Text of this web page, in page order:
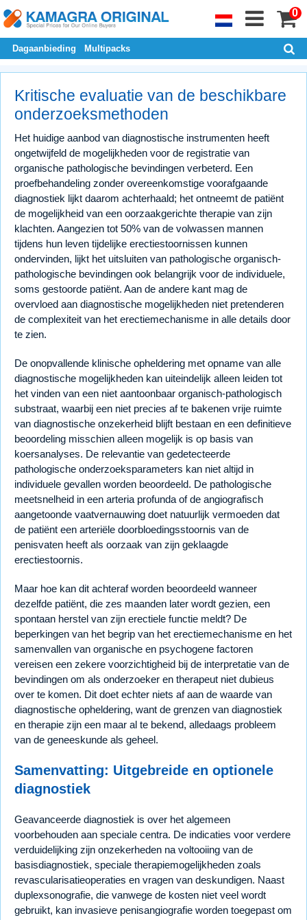
0
Dagaanbieding Multipacks
Kritische evaluatie van de beschikbare
onderzoeksmethoden
Het huidige aanbod van diagnostische instrumenten heeft
ongetwijfeld de mogelijkheden voor de registratie van
organische pathologische bevindingen verbeterd. Een
proefbehandeling zonder overeenkomstige voorafgaande
diagnostiek lijkt daarom achterhaald; het ontneemt de patiënt
de mogelijkheid van een oorzaakgerichte therapie van zijn
klachten. Aangezien tot 50% van de volwassen mannen
tijdens hun leven tijdelijke erectiestoornissen kunnen
ondervinden, lijkt het uitsluiten van pathologische organisch-
pathologische bevindingen ook belangrijk voor de individuele,
soms gestoorde patiënt. Aan de andere kant mag de
overvloed aan diagnostische mogelijkheden niet pretenderen
de complexiteit van het erectiemechanisme in alle details door
te zien.
De onopvallende klinische opheldering met opname van alle
diagnostische mogelijkheden kan uiteindelijk alleen leiden tot
het vinden van een niet aantoonbaar organisch-pathologisch
substraat, waarbij een niet precies af te bakenen vrije ruimte
van diagnostische onzekerheid blijft bestaan en een definitieve
beoordeling misschien alleen mogelijk is op basis van
koersanalyses. De relevantie van gedetecteerde
pathologische onderzoeksparameters kan niet altijd in
individuele gevallen worden beoordeeld. De pathologische
meetsnelheid in een arteria profunda of de angiografisch
aangetoonde vaatvernauwing doet natuurlijk vermoeden dat
de patiënt een arteriële doorbloedingsstoornis van de
penisvaten heeft als oorzaak van zijn geklaagde
erectiestoornis.
Maar hoe kan dit achteraf worden beoordeeld wanneer
dezelfde patiënt, die zes maanden later wordt gezien, een
spontaan herstel van zijn erectiele functie meldt? De
beperkingen van het begrip van het erectiemechanisme en het
samenvallen van organische en psychogene factoren
vereisen een zekere voorzichtigheid bij de interpretatie van de
bevindingen om als onderzoeker en therapeut niet dubieus
over te komen. Dit doet echter niets af aan de waarde van
diagnostische opheldering, want de grenzen van diagnostiek
en therapie zijn een maar al te bekend, alledaags probleem
van de geneeskunde als geheel.
Samenvatting: Uitgebreide en optionele
diagnostiek
Geavanceerde diagnostiek is over het algemeen
voorbehouden aan speciale centra. De indicaties voor verdere
verduidelijking zijn onzekerheden na voltooiing van de
basisdiagnostiek, speciale therapiemogelijkheden zoals
revascularisatieoperaties en vragen van deskundigen. Naast
duplexsonografie, die vanwege de kosten niet veel wordt
gebruikt, kan invasieve penisangiografie worden toegepast om